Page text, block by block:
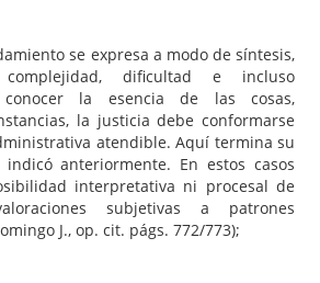
se expresa a modo de síntesis,
dificultad e incluso
la esencia de las cosas,
la justicia debe conformarse
atendible. Aquí termina su
anteriormente. En estos casos
interpretativa ni procesal de
subjetivas a patrones
J., op. cit. págs. 772/773);